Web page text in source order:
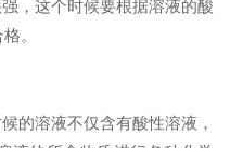
，这个时候要根据溶液的酸
。
的溶液不仅含有酸性溶液，